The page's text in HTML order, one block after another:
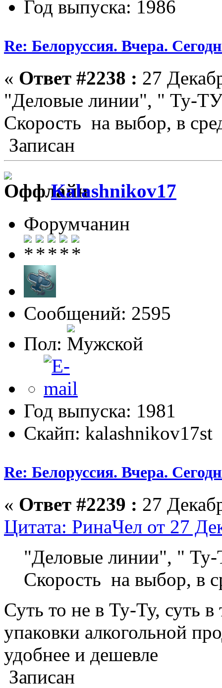
Год выпуска: 1986
Re: Белоруссия. Вчера.
« Ответ #2238 : 27
"Деловые линии", " Ту-
Скорость на выбор, в
Записан
Kalashnikov17
Форумчанин
Сообщений: 2595
Пол:
Год выпуска: 1981
Скайп: kalashnikov17st
Re: Белоруссия. Вчера.
« Ответ #2239 : 27
Цитата: РинаЧел от 27
"Деловые линии", " Ту-
Скорость на выбор, в
Суть то не в Ту-Ту, суть в
упаковки алкогольной
удобнее и дешевле
Записан